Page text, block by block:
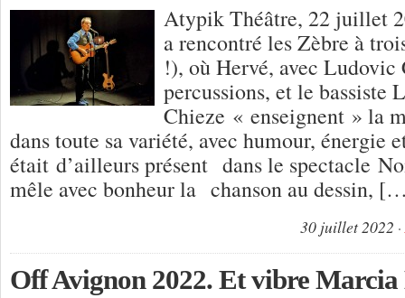
Atypik Théâtre, 22 juillet
a rencontré les Zèbre à
!), où Hervé, avec Ludovic
percussions, et le bassiste
Chieze « enseignent » la
dans toute sa variété, avec humour, énergie
était d’ailleurs présent dans le spectacle
mêle avec bonheur la chanson au dessin,
30 juillet 2022
Off Avignon 2022. Et vibre